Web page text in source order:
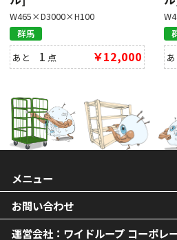
W465×D3000×H100
群馬
あと 1 点 ￥12,000
メニュー
お問い合わせ
運営会社：ワイドループ コーポレ